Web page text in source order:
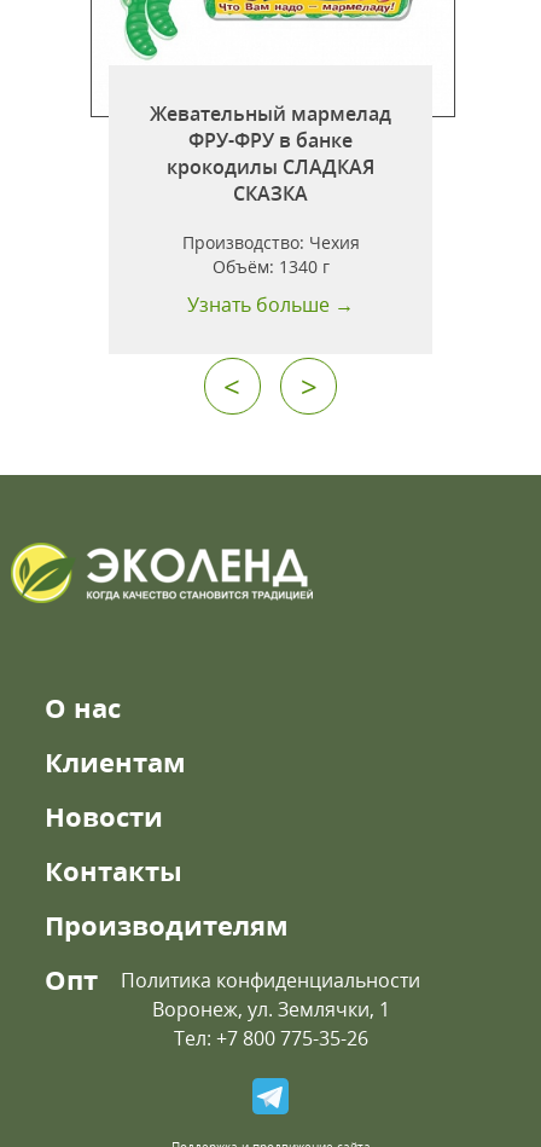
Жевательный мармелад
ФРУ-ФРУ в банке
крокодилы СЛАДКАЯ
СКАЗКА
Производство: Чехия
Объём: 1340 г
Узнать больше →
< >
О нас
Клиентам
Новости
Контакты
Производителям
Опт
Политика конфиденциальности
Воронеж, ул. Землячки, 1
Тел: +7 800 775-35-26